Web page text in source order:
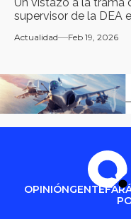
Un vistazo a la trama
supervisor de la DEA
Actualidad Feb 19, 2026
OPINIÓNGENTE